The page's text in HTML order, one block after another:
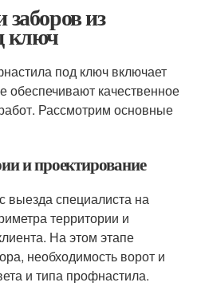
из
ключ
под ключ включает
обеспечивают качественное
Рассмотрим основные
и проектирование
выезда специалиста на
территории и
На этом этапе
необходимость ворот и
и типа профнастила.